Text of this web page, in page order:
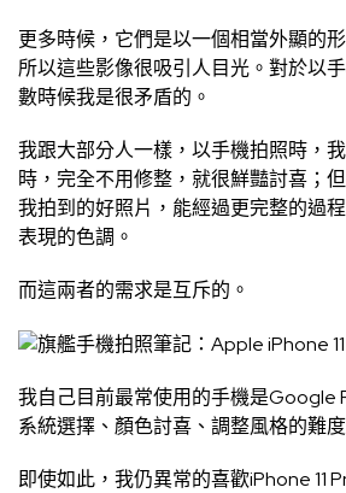
更多時候，它們是以一個相當外顯的
所以這些影像很吸引人目光。對於以
數時候我是很矛盾的。
我跟大部分人一樣，以手機拍照時，
時，完全不用修整，就很鮮豔討喜；
我拍到的好照片，能經過更完整的過
表現的色調。
而這兩者的需求是互斥的。
我自己目前最常使用的手機是Google
系統選擇、顏色討喜、調整風格的難
即使如此，我仍異常的喜歡iPhone 11